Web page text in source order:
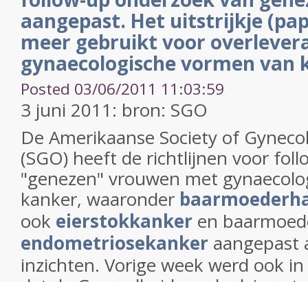
aangepast. Het uitstrijkje
meer gebruikt voor
gynaecologische vormen van
Posted 03/06/2011 11:03:59
3 juni 2011: bron: SGO
De Amerikaanse Society of
(SGO) heeft de richtlijnen voor
"genezen" vrouwen met
kanker, waaronder
ook eierstokkanker en
endometriosekanker aangepast
inzichten. Vorige week werd ook